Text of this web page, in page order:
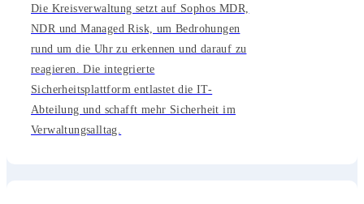
Die Kreisverwaltung setzt auf Sophos MDR,
NDR und Managed Risk, um Bedrohungen
rund um die Uhr zu erkennen und darauf zu
reagieren. Die integrierte
Sicherheitsplattform entlastet die IT-
Abteilung und schafft mehr Sicherheit im
Verwaltungsalltag.